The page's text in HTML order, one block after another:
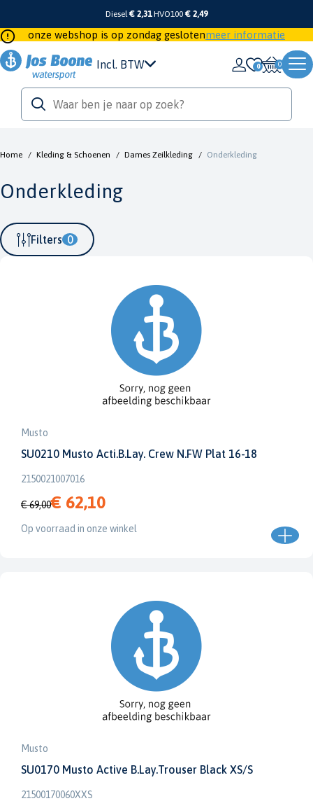
Diesel€ 2,31 HVO100 € 2,49
onze webshop is op zondag geslotenmeer informatie
Incl. BTW 0
Home / Kleding & Schoenen / Dames Zeilkleding / Onderkleding
Onderkleding
Filters 0
Musto
SU0210 Musto Acti.B.Lay. Crew N.FW Plat 16-18
2150021007016
€ 69,00€ 62,10
Op voorraad in onze winkel
Musto
SU0170 Musto Active B.Lay.Trouser Black XS/S
21500170060XXS